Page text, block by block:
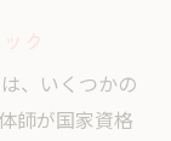
、いくつかの
師が国家資格